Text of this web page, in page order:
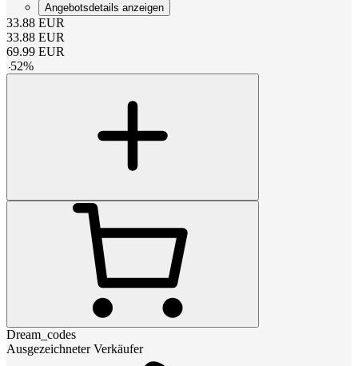
Angebotsdetails anzeigen
33.88 EUR
33.88 EUR
69.99 EUR
-52%
Dream_codes
Ausgezeichneter Verkäufer